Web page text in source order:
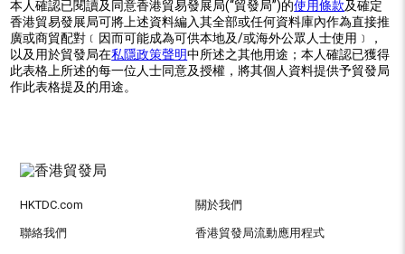
本人確認已閱讀及同意香港貿易發展局(“貿發局”)的使用條款及確定
香港貿易發展局可將上述資料編入其全部或任何資料庫內作為直接推
廣或商貿配對﹝因而可能成為可供本地及/或海外公眾人士使用﹞，
以及用於貿發局在私隱政策聲明中所述之其他用途；本人確認已獲得
此表格上所述的每一位人士同意及授權，將其個人資料提供予貿發局
作此表格提及的用途。
HKTDC.com 關於我們
聯絡我們 香港貿發局流動應用程式